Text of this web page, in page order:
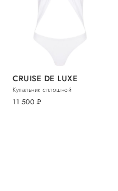
CRUISE DE LUXE
Купальник сплошной
11 500 руб.